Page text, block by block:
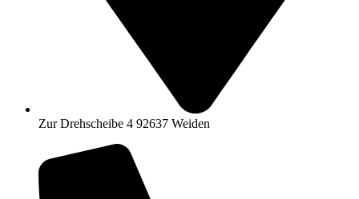
Zur Drehscheibe 4 92637 Weiden